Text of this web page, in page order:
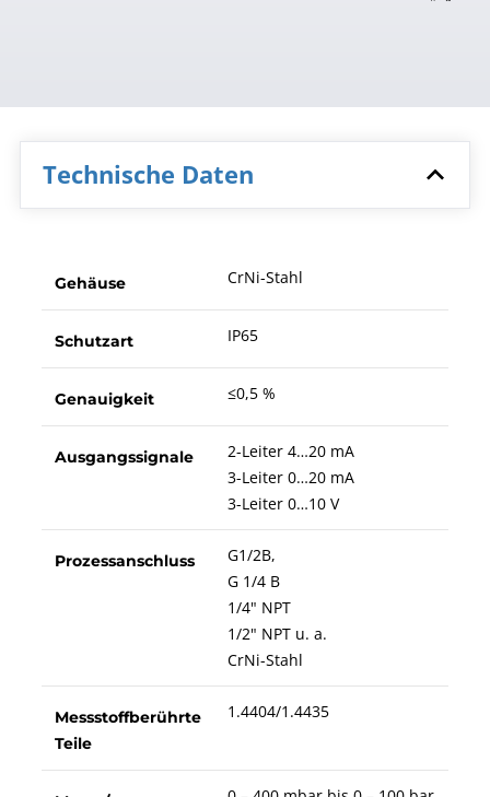
Technische Daten
Gehäuse CrNi-Stahl
Schutzart IP65
Genauigkeit ≤0,5 %
Ausgangssignale
2-Leiter 4…20 mA
3-Leiter 0…20 mA
3-Leiter 0…10 V
Prozessanschluss
G1/2B,
G 1/4 B
1/4" NPT
1/2" NPT u. a.
CrNi-Stahl
Messstoffberührte
Teile
1.4404/1.4435